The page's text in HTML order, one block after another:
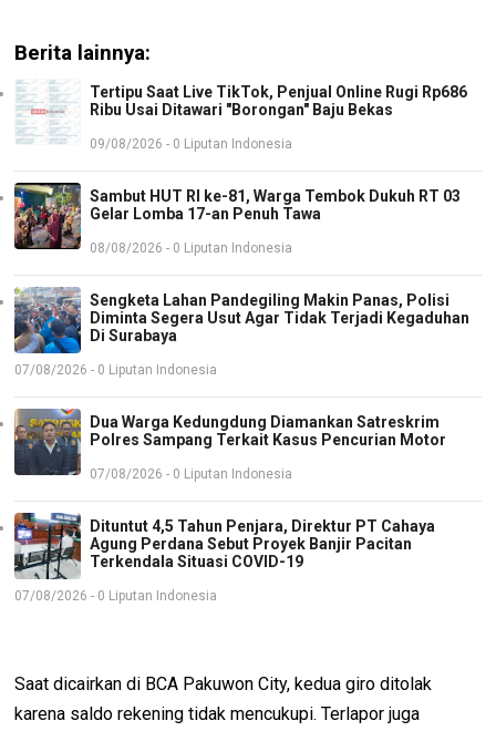
Berita lainnya:
Tertipu Saat Live TikTok, Penjual Online Rugi Rp686
Ribu Usai Ditawari "Borongan" Baju Bekas
09/08/2026 - 0 Liputan Indonesia
Sambut HUT RI ke-81, Warga Tembok Dukuh RT 03
Gelar Lomba 17-an Penuh Tawa
08/08/2026 - 0 Liputan Indonesia
Sengketa Lahan Pandegiling Makin Panas, Polisi
Diminta Segera Usut Agar Tidak Terjadi Kegaduhan
Di Surabaya
07/08/2026 - 0 Liputan Indonesia
Dua Warga Kedungdung Diamankan Satreskrim
Polres Sampang Terkait Kasus Pencurian Motor
07/08/2026 - 0 Liputan Indonesia
Dituntut 4,5 Tahun Penjara, Direktur PT Cahaya
Agung Perdana Sebut Proyek Banjir Pacitan
Terkendala Situasi COVID-19
07/08/2026 - 0 Liputan Indonesia
Saat dicairkan di BCA Pakuwon City, kedua giro ditolak
karena saldo rekening tidak mencukupi. Terlapor juga